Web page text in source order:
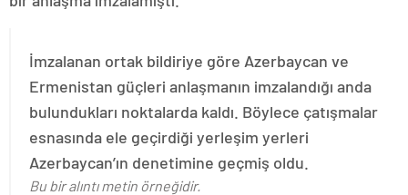
İmzalanan ortak bildiriye göre Azerbaycan ve
Ermenistan güçleri anlaşmanın imzalandığı anda
bulundukları noktalarda kaldı. Böylece çatışmalar
esnasında ele geçirdiği yerleşim yerleri
Azerbaycan’ın denetimine geçmiş oldu.
Bu bir alıntı metin örneğidir.